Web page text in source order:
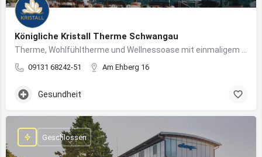
Königliche Kristall Therme Schwangau
09131 68242-51 Am Ehberg 16
Gesundheit
Geschlossen